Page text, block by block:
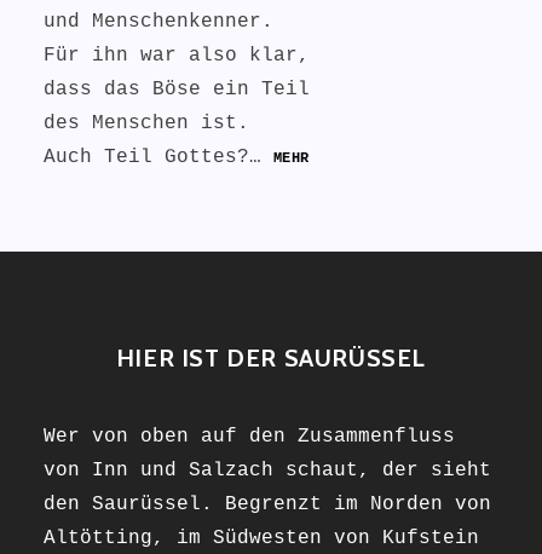
und Menschenkenner.
Für ihn war also klar,
dass das Böse ein Teil
des Menschen ist.
Auch Teil Gottes?…
MEHR
HIER IST DER SAURÜSSEL
Wer von oben auf den Zusammenfluss
von Inn und Salzach schaut, der sieht
den Saurüssel. Begrenzt im Norden von
Altötting, im Südwesten von Kufstein